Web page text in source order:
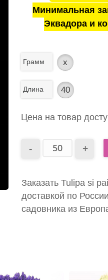
Минимальная
Эквадора и
Грамм x
Длина 40
Цена на товар
Заказать Tulipa si
доставкой по
садовника из